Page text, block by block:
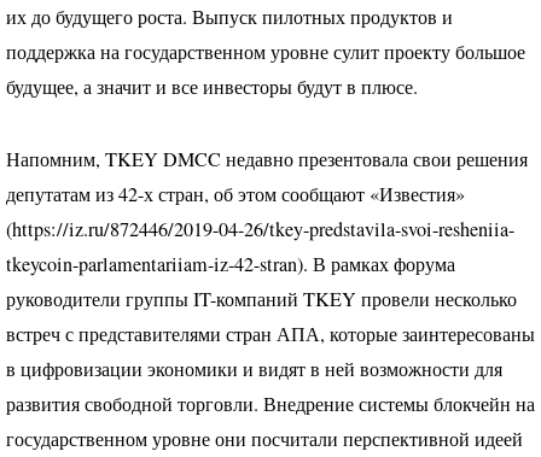
их до будущего роста. Выпуск пилотных продуктов и
поддержка на государственном уровне сулит проекту большое
будущее, а значит и все инвесторы будут в плюсе.
Напомним, TKEYDMCC недавно презентовала свои решения
депутатам из 42-х стран, об этом сообщают «Известия»
(https://iz.ru/872446/2019-04-26/tkey-predstavila-svoi-resheniia-
tkeycoin-parlamentariiam-iz-42-stran). В рамках форума
руководители группы IT-компаний TKEYпровели несколько
встреч с представителями стран АПА, которые заинтересованы
в цифровизации экономики и видят в ней возможности для
развития свободной торговли. Внедрение системы блокчейн на
государственном уровне они посчитали перспективной идеей